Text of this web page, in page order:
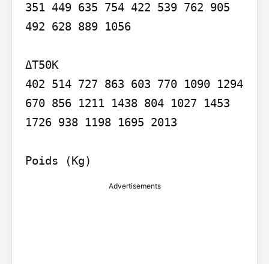
351 449 635 754 422 539 762 905
492 628 889 1056
ΔT50K
402 514 727 863 603 770 1090 1294
670 856 1211 1438 804 1027 1453
1726 938 1198 1695 2013
Advertisements